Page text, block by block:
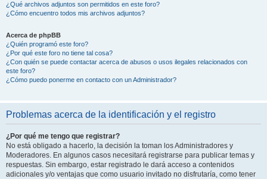
¿Qué archivos adjuntos son permitidos en este foro?
¿Cómo encuentro todos mis archivos adjuntos?
Acerca de phpBB
¿Quién programó este foro?
¿Por qué este foro no tiene tal cosa?
¿Con quién se puede contactar acerca de abusos o usos ilegales relacionados con
este foro?
¿Cómo puedo ponerme en contacto con un Administrador?
Problemas acerca de la identificación y el registro
¿Por qué me tengo que registrar?
No está obligado a hacerlo, la decisión la toman los Administradores y
Moderadores. En algunos casos necesitará registrarse para publicar temas y
respuestas. Sin embargo, estar registrado le dará acceso a contenidos
adicionales y/o ventajas que como usuario invitado no disfrutaría, como tener